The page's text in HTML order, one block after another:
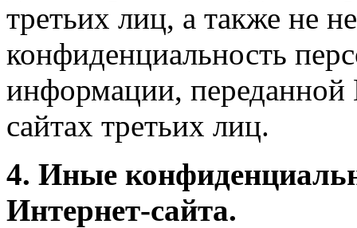
третьих лиц, а также не
конфиденциальность
информации, переданной
сайтах третьих лиц.
4. Иные
Интернет-сайта.